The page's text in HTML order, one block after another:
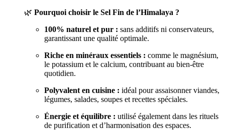
🌿 Pourquoi choisir le Sel Fin de l’Himalaya ?
100% naturel et pur : sans additifs ni conservateurs,
garantissant une qualité optimale.
Riche en minéraux essentiels : comme le magnésium,
le potassium et le calcium, contribuant au bien-être
quotidien.
Polyvalent en cuisine : idéal pour assaisonner viandes,
légumes, salades, soupes et recettes spéciales.
Énergie et équilibre : utilisé également dans les rituels
de purification et d’harmonisation des espaces.